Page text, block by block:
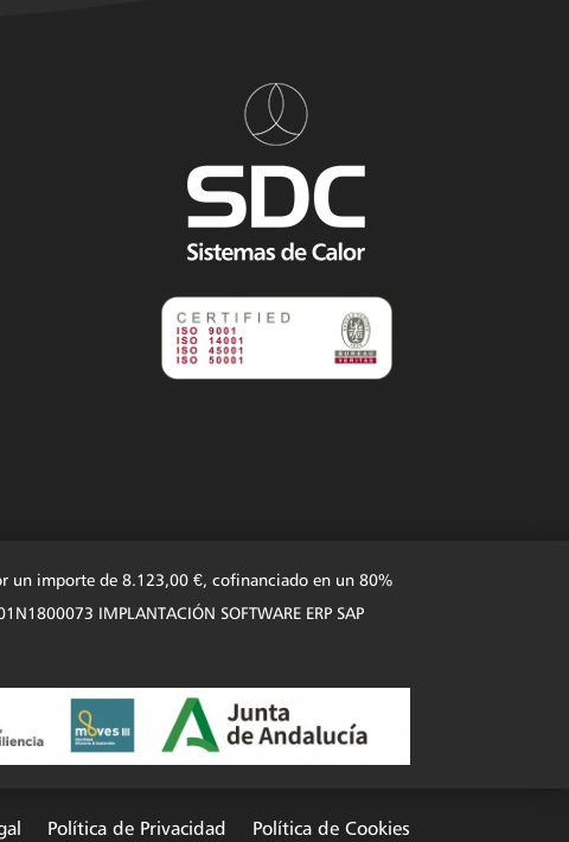
un importe de 8.123,00 €, cofinanciado en un 80%
IMPLANTACIÓN SOFTWARE ERP SAP
Política de Privacidad Política de Cookies